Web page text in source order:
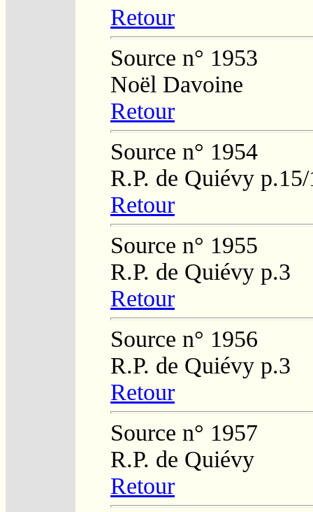
Retour
Source n° 1953
Noël Davoine
Retour
Source n° 1954
R.P. de Quiévy
Retour
Source n° 1955
R.P. de Quiévy p.3
Retour
Source n° 1956
R.P. de Quiévy p.3
Retour
Source n° 1957
R.P. de Quiévy
Retour